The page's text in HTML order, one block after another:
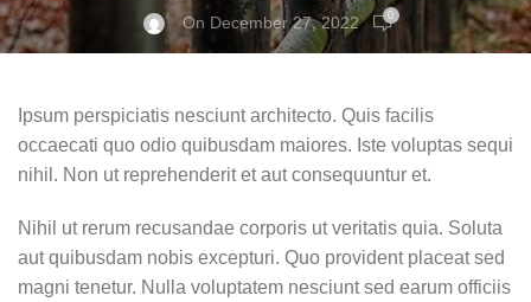
On December 27, 2022 0
Ipsum perspiciatis nesciunt architecto. Quis facilis
occaecati quo odio quibusdam maiores. Iste voluptas sequi
nihil. Non ut reprehenderit et aut consequuntur et.
Nihil ut rerum recusandae corporis ut veritatis quia. Soluta
aut quibusdam nobis excepturi. Quo provident placeat sed
magni tenetur. Nulla voluptatem nesciunt sed earum officiis